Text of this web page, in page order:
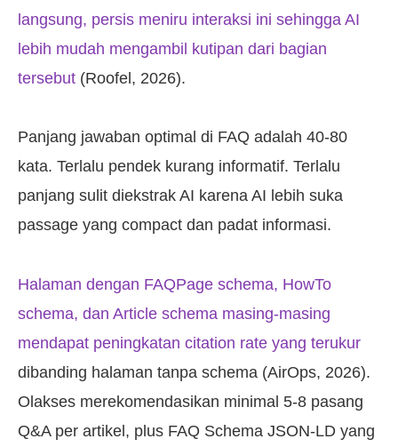
langsung, persis meniru interaksi ini sehingga AI
lebih mudah mengambil kutipan dari bagian
tersebut (Roofel, 2026).
Panjang jawaban optimal di FAQ adalah 40-80
kata. Terlalu pendek kurang informatif. Terlalu
panjang sulit diekstrak AI karena AI lebih suka
passage yang compact dan padat informasi.
Halaman dengan FAQPage schema, HowTo
schema, dan Article schema masing-masing
mendapat peningkatan citation rate yang terukur
dibanding halaman tanpa schema (AirOps, 2026).
Olakses merekomendasikan minimal 5-8 pasang
Q&A per artikel, plus FAQ Schema JSON-LD yang